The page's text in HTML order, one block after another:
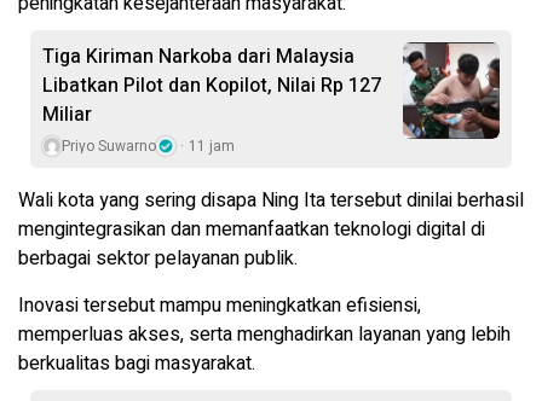
Tiga Kiriman Narkoba dari Malaysia
Libatkan Pilot dan Kopilot, Nilai Rp 127
Miliar
Priyo Suwarno 11 jam
Wali kota yang sering disapa Ning Ita tersebut dinilai berhasil
mengintegrasikan dan memanfaatkan teknologi digital di
berbagai sektor pelayanan publik.
Inovasi tersebut mampu meningkatkan efisiensi,
memperluas akses, serta menghadirkan layanan yang lebih
berkualitas bagi masyarakat.